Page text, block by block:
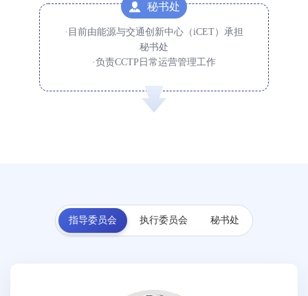
·目前由能源与交通创新中心（iCET）承担
秘书处
·负责CCTP日常运营管理工作
秘书处
指导委员会 执行委员会 秘书处